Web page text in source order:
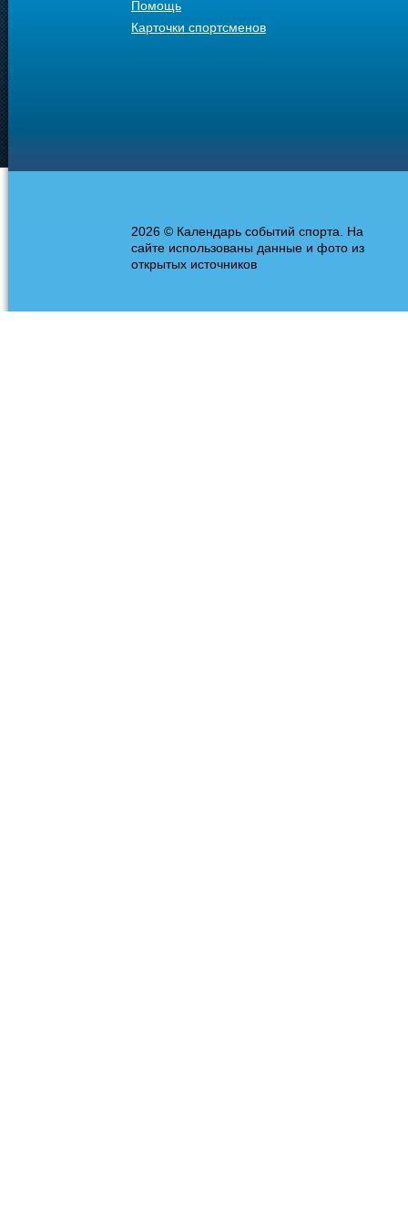
Помощь
Карточки спортсменов
2026 © Календарь событий спорта. На
сайте использованы данные и фото из
открытых источников